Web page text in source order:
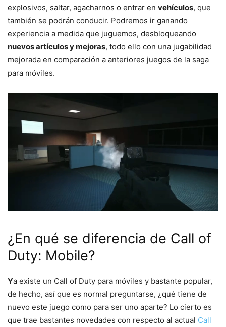
explosivos, saltar, agacharnos o entrar en vehículos, que
también se podrán conducir. Podremos ir ganando
experiencia a medida que juguemos, desbloqueando
nuevos artículos y mejoras, todo ello con una jugabilidad
mejorada en comparación a anteriores juegos de la saga
para móviles.
¿En qué se diferencia de Call of
Duty: Mobile?
Ya existe un Call of Duty para móviles y bastante popular,
de hecho, así que es normal preguntarse, ¿qué tiene de
nuevo este juego como para ser uno aparte? Lo cierto es
que trae bastantes novedades con respecto al actual Call